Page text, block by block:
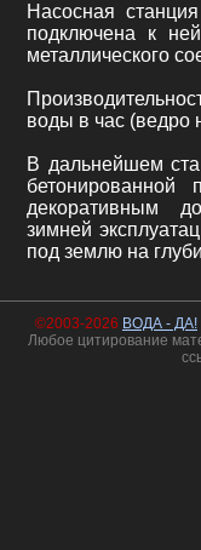
Насосная
подключена к
металлического
воды в час (ведро
В дальнейшем
декоративным
зимней
под землю на
©2003-2026 ВОДА - ДА!
Любое цитирование